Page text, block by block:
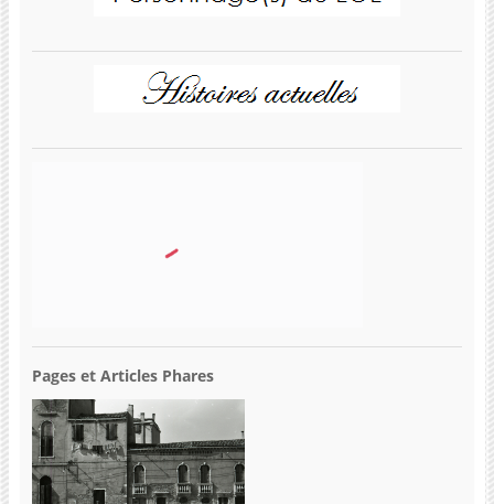
Pages et Articles Phares